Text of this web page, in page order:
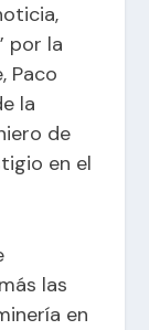
por la
Paco
la
de
en el
las
en